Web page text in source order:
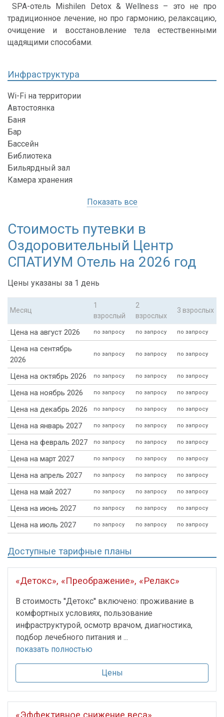
SPA-отель Mishilen Detox & Wellness – это не про
традиционное лечение, но про гармонию, релаксацию,
очищение и восстановление тела естественными
щадящими способами.
Инфраструктура
Wi-Fi на территории
Автостоянка
Баня
Бар
Бассейн
Библиотека
Бильярдный зал
Камера хранения
Показать все
Стоимость путевки в
Оздоровительный Центр
СПАТИУМ Отель на 2026 год
Цены указаны за 1 день
Месяц
1
взрослый
2
взрослых
3 взрослых
Цена на август 2026 по запросу по запросу по запросу
Цена на сентябрь
2026
по запросу по запросу по запросу
Цена на октябрь 2026 по запросу по запросу по запросу
Цена на ноябрь 2026 по запросу по запросу по запросу
Цена на декабрь 2026 по запросу по запросу по запросу
Цена на январь 2027 по запросу по запросу по запросу
Цена на февраль 2027 по запросу по запросу по запросу
Цена на март 2027 по запросу по запросу по запросу
Цена на апрель 2027 по запросу по запросу по запросу
Цена на май 2027 по запросу по запросу по запросу
Цена на июнь 2027 по запросу по запросу по запросу
Цена на июль 2027 по запросу по запросу по запросу
Доступные тарифные планы
«Детокс», «Преображение», «Релакс»
В стоимость ''Детокс'' включено: проживание в
комфортных условиях, пользование
инфраструктурой, осмотр врачом, диагностика,
подбор лечебного питания и ...
показать полностью
Цены
«Эффективное снижение веса»,